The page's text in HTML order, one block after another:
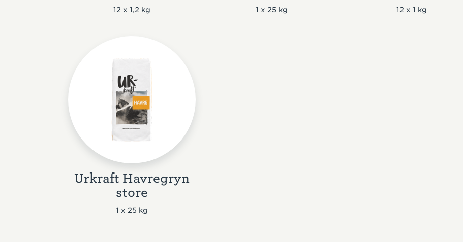
12 x 1,2 kg 1 x 25 kg 12 x 1 kg
Urkraft Havregryn
store
1 x 25 kg